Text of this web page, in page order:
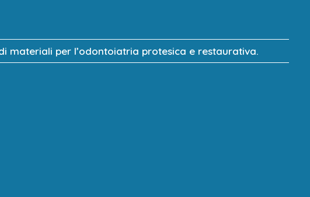
materiali per l’odontoiatria protesica e restaurativa.